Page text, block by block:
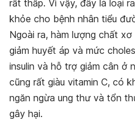
rất thấp. Vì vậy, đây là loại
khỏe cho bệnh nhân tiểu
Ngoài ra, hàm lượng chất
giảm huyết áp và mức
insulin và hỗ trợ giảm cân ở
cũng rất giàu vitamin C, có
ngăn ngừa ung thư và tổn
gây hại.